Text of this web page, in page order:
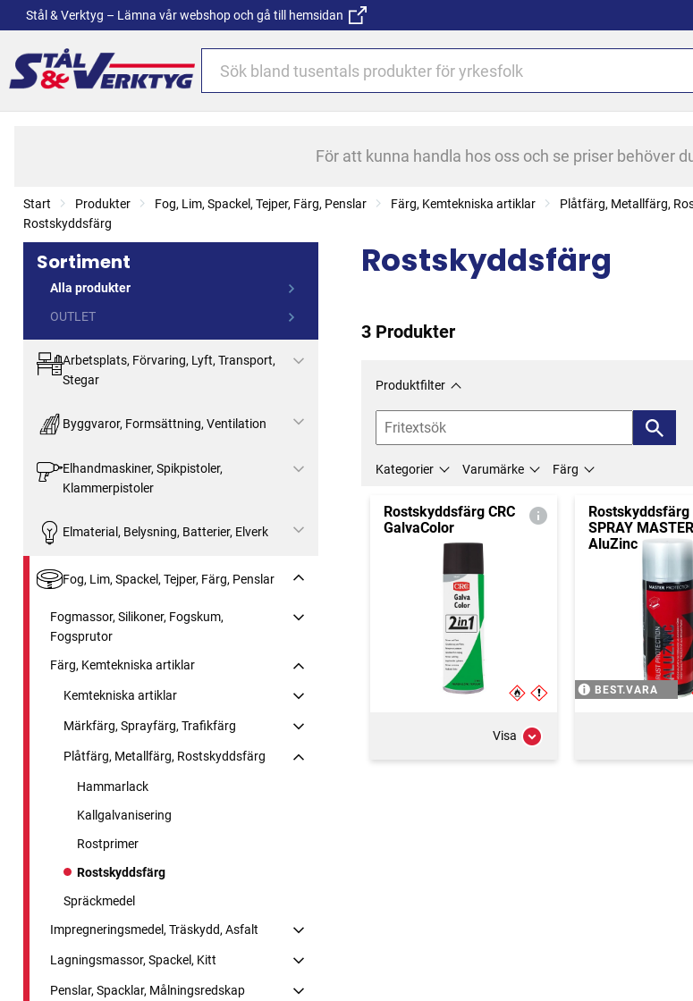
Stål & Verktyg – Lämna vår webshop och gå till hemsidan
För att kunna handla hos oss och se priser behöver
Start Produkter Fog, Lim, Spackel, Tejper, Färg, Penslar Färg, Kemtekniska artiklar
Plåtfärg, Metallfärg,
Rostskyddsfärg
Sortiment
Alla produkter
OUTLET
Arbetsplats, Förvaring, Lyft, Transport,
Stegar
Byggvaror, Formsättning, Ventilation
Elhandmaskiner, Spikpistoler,
Klammerpistoler
Elmaterial, Belysning, Batterier, Elverk
Fog, Lim, Spackel, Tejper, Färg, Penslar
Fogmassor, Silikoner, Fogskum,
Fogsprutor
Färg, Kemtekniska artiklar
Kemtekniska artiklar
Märkfärg, Sprayfärg, Trafikfärg
Plåtfärg, Metallfärg, Rostskyddsfärg
Hammarlack
Kallgalvanisering
Rostprimer
Rostskyddsfärg
Spräckmedel
Impregneringsmedel, Träskydd, Asfalt
Lagningsmassor, Spackel, Kitt
Penslar, Spacklar, Målningsredskap
Rostskyddsfärg
3 Produkter
Produktfilter
Kategorier Varumärke Färg
Rostskyddsfärg CRC
GalvaColor
Visa
Rostskyddsfärg
SPRAY MASTER
AluZinc
BEST.VARA